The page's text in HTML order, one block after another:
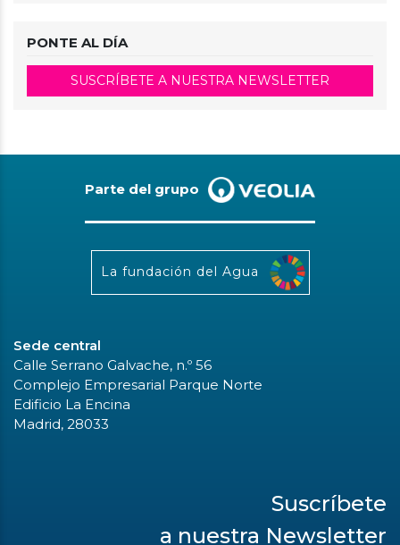
PONTE AL DÍA
SUSCRÍBETE A NUESTRA NEWSLETTER
Parte del grupo
La fundación del Agua
Sede central
Calle Serrano Galvache, n.º 56
Complejo Empresarial Parque Norte
Edificio La Encina
Madrid, 28033
Suscríbete
a nuestra Newsletter